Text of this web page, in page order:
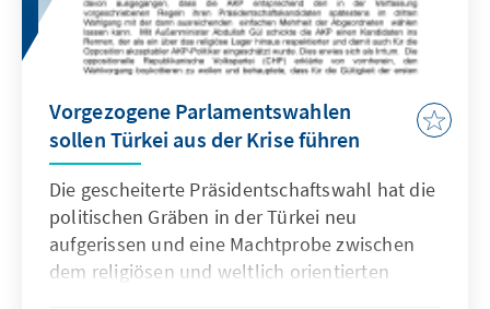
Vorgezogene Parlamentswahlen
sollen Türkei aus der Krise führen
Die gescheiterte Präsidentschaftswahl hat die
politischen Gräben in der Türkei neu
aufgerissen und eine Machtprobe zwischen
dem religiösen und weltlich orientierten